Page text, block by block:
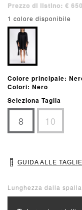
Prezzo di listino: €
1 colore disponibile
Colore principale:
Colori: Nero
Seleziona Taglia
8 10
GUIDA ALLE TAGLIE
Lunghezza dalla